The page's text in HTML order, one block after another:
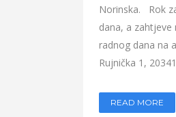
Norinska. Rok
dana, a
radnog dana na
Rujnička 1,
READ MORE